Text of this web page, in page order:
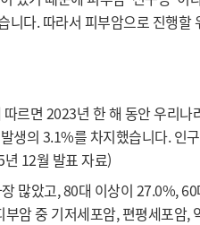
다. 따라서 피부암으로 진행할
르면 2023년 한 해 동안 우리
생의 3.1%를 차지했습니다. 인
12월 발표 자료)
많았고, 80대 이상이 27.0%,
암 중 기저세포암, 편평세포암